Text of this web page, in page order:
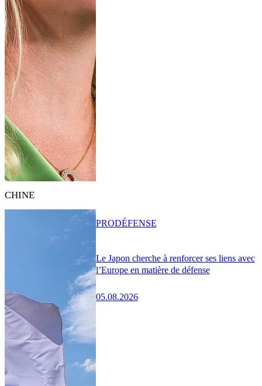
CHINE
Le Japon cherche à renforcer ses liens avec
l’Europe en matière de défense
05.08.2026
PRODÉFENSE